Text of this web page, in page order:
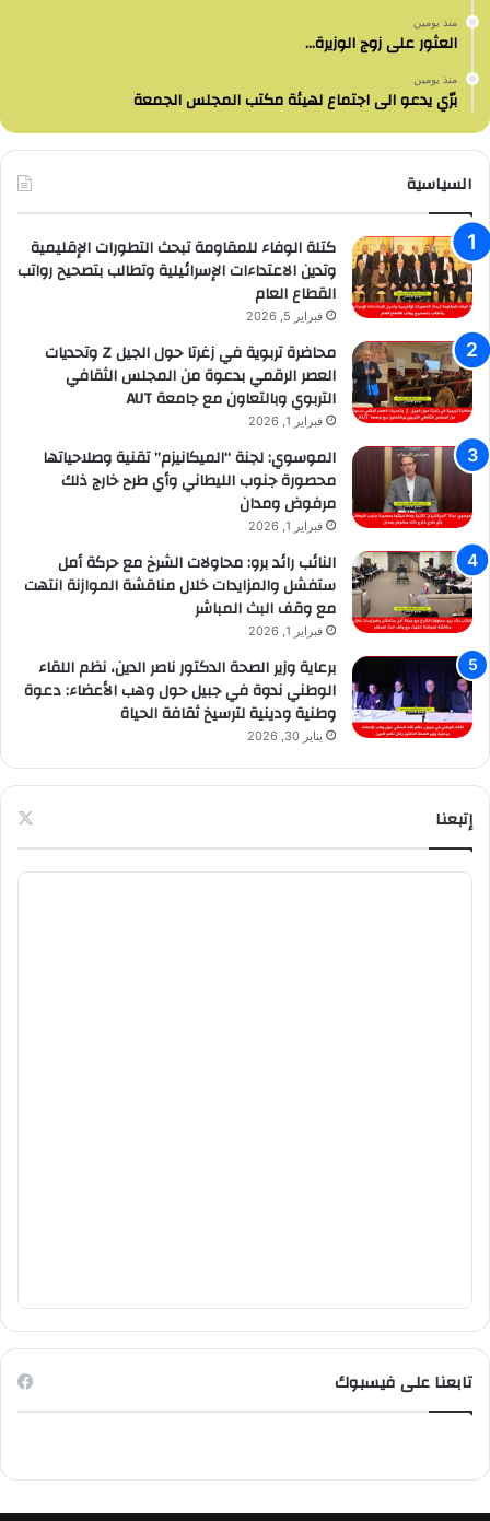
منذ يومين
العثور على زوج الوزيرة…
منذ يومين
برّي يدعو الى اجتماع لهيئة مكتب المجلس الجمعة
السياسية
كتلة الوفاء للمقاومة تبحث التطورات الإقليمية
وتدين الاعتداءات الإسرائيلية وتطالب بتصحيح رواتب
القطاع العام
فبراير 5, 2026
محاضرة تربوية في زغرتا حول الجيل Z وتحديات
العصر الرقمي بدعوة من المجلس الثقافي
التربوي وبالتعاون مع جامعة AUT
فبراير 1, 2026
الموسوي: لجنة “الميكانيزم” تقنية وصلاحياتها
محصورة جنوب الليطاني وأي طرح خارج ذلك
مرفوض ومدان
فبراير 1, 2026
النائب رائد برو: محاولات الشرخ مع حركة أمل
ستفشل والمزايدات خلال مناقشة الموازنة انتهت
مع وقف البث المباشر
فبراير 1, 2026
برعاية وزير الصحة الدكتور ناصر الدين، نظم اللقاء
الوطني ندوة في جبيل حول وهب الأعضاء: دعوة
وطنية ودينية لترسيخ ثقافة الحياة
يناير 30, 2026
إتبعنا
تابعنا على فيسبوك